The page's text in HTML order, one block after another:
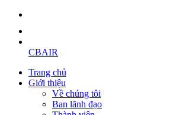
CBAIR
Trang chủ
Giới thiệu
Về chúng tôi
Ban lãnh đạo